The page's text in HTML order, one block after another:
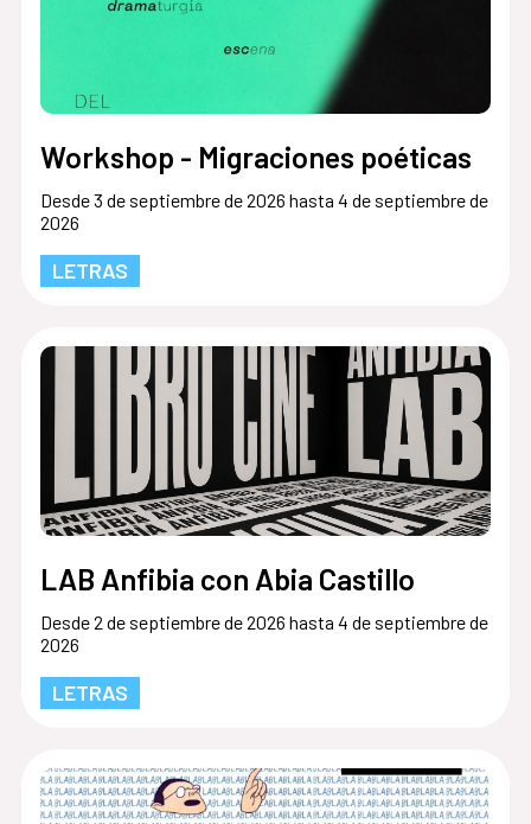
Workshop - Migraciones poéticas
Desde 3 de septiembre de 2026 hasta 4 de septiembre de
2026
LETRAS
LAB Anfibia con Abia Castillo
Desde 2 de septiembre de 2026 hasta 4 de septiembre de
2026
LETRAS